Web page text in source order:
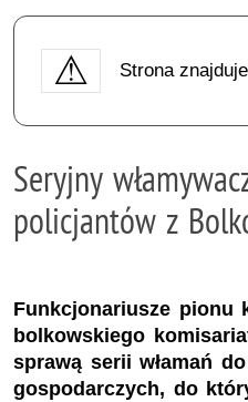
Strona
Seryjny
policjantów z
Funkcjonariusze pionu
bolkowskiego
sprawą serii włamań
gospodarczych, do